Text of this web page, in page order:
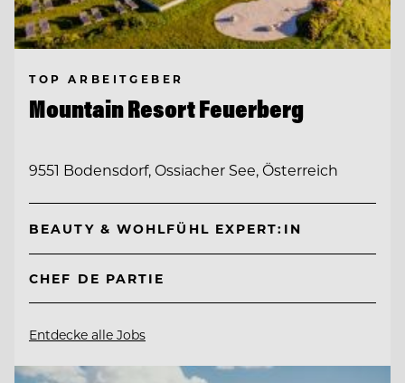
TOP ARBEITGEBER
Mountain Resort Feuerberg
9551 Bodensdorf, Ossiacher See, Österreich
BEAUTY & WOHLFÜHL EXPERT:IN
CHEF DE PARTIE
Entdecke alle Jobs